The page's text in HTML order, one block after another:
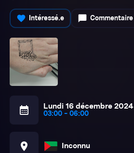
favorite Intéressé.e chat_bubble Commentaire
calendar_month Lundi 16 décembre 2024
03:00 - 06:00
location_on Inconnu